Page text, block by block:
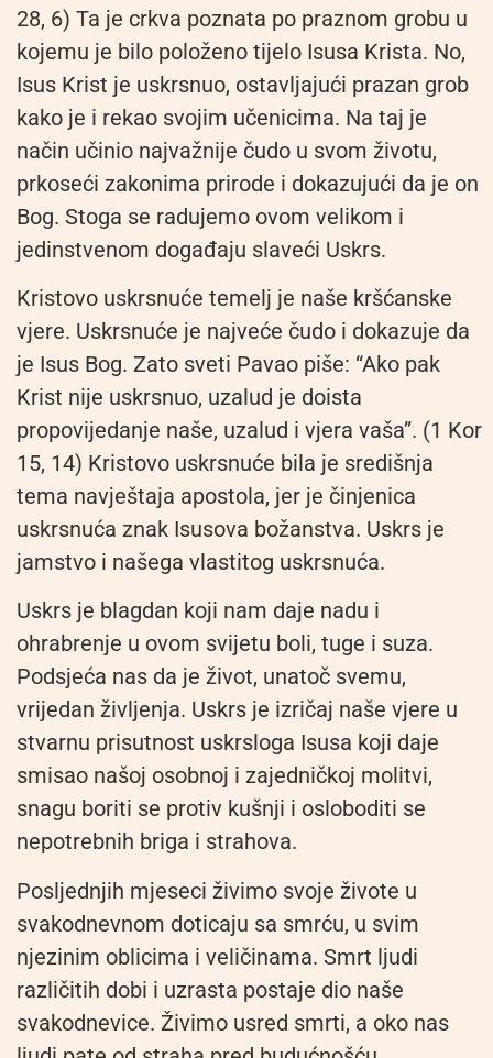
28, 6) Ta je crkva poznata po praznom grobu u
kojemu je bilo položeno tijelo Isusa Krista. No,
Isus Krist je uskrsnuo, ostavljajući prazan grob
kako je i rekao svojim učenicima. Na taj je
način učinio najvažnije čudo u svom životu,
prkoseći zakonima prirode i dokazujući da je on
Bog. Stoga se radujemo ovom velikom i
jedinstvenom događaju slaveći Uskrs.
Kristovo uskrsnuće temelj je naše kršćanske
vjere. Uskrsnuće je najveće čudo i dokazuje da
je Isus Bog. Zato sveti Pavao piše: “Ako pak
Krist nije uskrsnuo, uzalud je doista
propovijedanje naše, uzalud i vjera vaša”. (1 Kor
15, 14) Kristovo uskrsnuće bila je središnja
tema navještaja apostola, jer je činjenica
uskrsnuća znak Isusova božanstva. Uskrs je
jamstvo i našega vlastitog uskrsnuća.
Uskrs je blagdan koji nam daje nadu i
ohrabrenje u ovom svijetu boli, tuge i suza.
Podsjeća nas da je život, unatoč svemu,
vrijedan življenja. Uskrs je izričaj naše vjere u
stvarnu prisutnost uskrsloga Isusa koji daje
smisao našoj osobnoj i zajedničkoj molitvi,
snagu boriti se protiv kušnji i osloboditi se
nepotrebnih briga i strahova.
Posljednjih mjeseci živimo svoje živote u
svakodnevnom doticaju sa smrću, u svim
njezinim oblicima i veličinama. Smrt ljudi
različitih dobi i uzrasta postaje dio naše
svakodnevice. Živimo usred smrti, a oko nas